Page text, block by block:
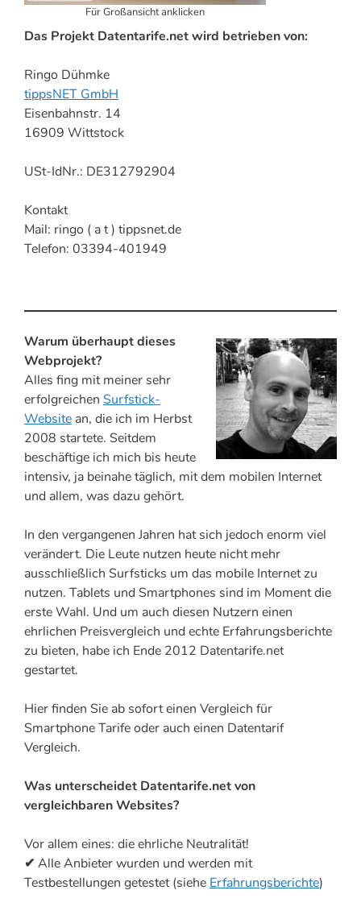
Für Großansicht anklicken
Das Projekt Datentarife.net wird betrieben von:
Ringo Dühmke
tippsNET GmbH
Eisenbahnstr. 14
16909 Wittstock
USt-IdNr.: DE312792904
Kontakt
Mail: ringo ( a t ) tippsnet.de
Telefon: 03394-401949
Warum überhaupt dieses
Webprojekt?
Alles fing mit meiner sehr
erfolgreichen Surfstick-
Website an, die ich im Herbst
2008 startete. Seitdem
beschäftige ich mich bis heute
intensiv, ja beinahe täglich, mit dem mobilen Internet
und allem, was dazu gehört.
In den vergangenen Jahren hat sich jedoch enorm viel
verändert. Die Leute nutzen heute nicht mehr
ausschließlich Surfsticks um das mobile Internet zu
nutzen. Tablets und Smartphones sind im Moment die
erste Wahl. Und um auch diesen Nutzern einen
ehrlichen Preisvergleich und echte Erfahrungsberichte
zu bieten, habe ich Ende 2012 Datentarife.net
gestartet.
Hier finden Sie ab sofort einen Vergleich für
Smartphone Tarife oder auch einen Datentarif
Vergleich.
Was unterscheidet Datentarife.net von
vergleichbaren Websites?
Vor allem eines: die ehrliche Neutralität!
✔ Alle Anbieter wurden und werden mit
Testbestellungen getestet (siehe Erfahrungsberichte)